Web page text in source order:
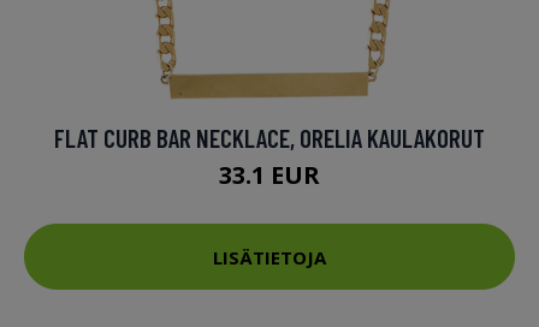
FLAT CURB BAR NECKLACE, ORELIA KAULAKORUT
33.1 EUR
LISÄTIETOJA